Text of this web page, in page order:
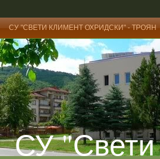
СУ "СВЕТИ КЛИМЕНТ ОХРИДСКИ" - ТРОЯН
СУ